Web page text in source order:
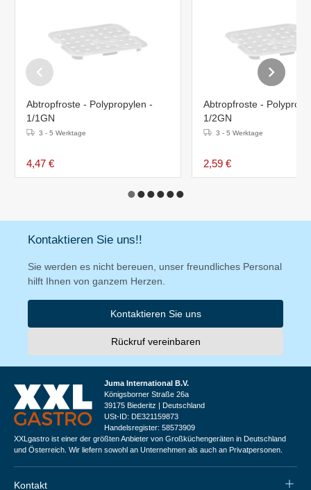
Abtropfroste - Polypropylen -
1/1GN
3 - 5 Werktage
4,47 €
Abtropfroste -
1/2GN
3 - 5 Werktage
2,59 €
Kontaktieren Sie uns!!
Sie werden es nicht bereuen, unser freundliches Personal
hilft Ihnen von ganzem Herzen.
Kontaktieren Sie uns
Rückruf vereinbaren
Juma International B.V.
Königsborner Straße 26a
39175 Biederitz | Deutschland
USt-ID: DE321159873
Handelsregister: 58573909
XXLgastro ist einer der größten Anbieter von Großküchengeräten in Deutschland
und Österreich. Wir liefern sowohl an Unternehmen als auch an Privatpersonen.
Kontakt